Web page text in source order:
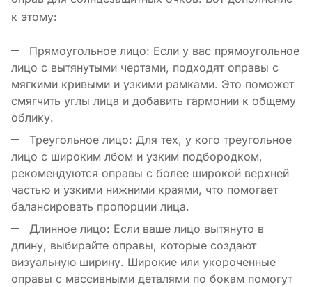
к этому:
Прямоугольное лицо: Если у вас прямоугольное
лицо с вытянутыми чертами, подходят оправы с
мягкими кривыми и узкими рамками. Это поможет
смягчить углы лица и добавить гармонии к общему
облику.
Треугольное лицо: Для тех, у кого треугольное
лицо с широким лбом и узким подбородком,
рекомендуются оправы с более широкой верхней
частью и узкими нижними краями, что помогает
балансировать пропорции лица.
Длинное лицо: Если ваше лицо вытянуто в
длину, выбирайте оправы, которые создают
визуальную ширину. Широкие или укороченные
оправы с массивными деталями по бокам помогут